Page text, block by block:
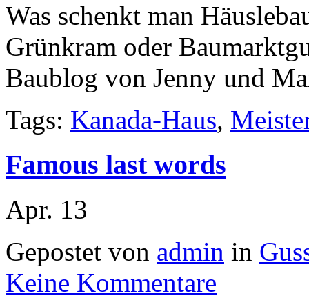
Was schenkt man
Grünkram oder
Baublog von Jenny und
Tags: Kanada-Haus,
Famous last words
Apr. 13
Gepostet von admin in
Keine Kommentare